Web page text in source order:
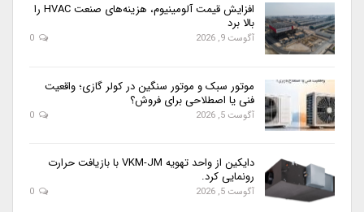
افزایش قیمت آلومینیوم، هزینه‌های صنعت HVAC را
بالا برد
آگوست 9, 2026
موتور سبک و موتور سنگین در کولر گازی؛ واقعیت
فنی یا اصطلاحی برای فروش؟
آگوست 5, 2026
دایکین از واحد تهویه VKM-JM با بازیافت حرارت
رونمایی کرد.
آگوست 5, 2026